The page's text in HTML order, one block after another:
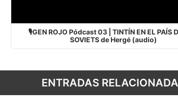
🎙️GEN ROJO Pódcast 03 | TINTÍN EN EL PAÍS
SOVIETS de Hergé (audio)
ENTRADAS